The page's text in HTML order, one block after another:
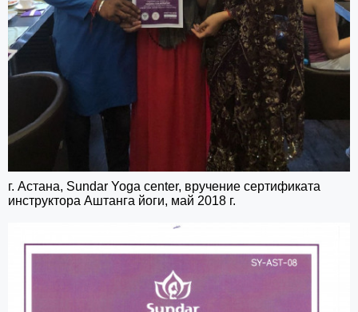
г. Астана, Sundar Yoga center, вручение сертификата
инструктора Аштанга йоги, май 2018 г.